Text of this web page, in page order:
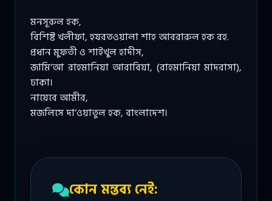
মনসূরুল হক,
বিশিষ্ট খলীফা, হযরতওয়ালা শাহ আবরারুল হক রহ.
প্রধান মুফতী ও শাইখুল হাদীস,
জামি‘আ রাহমানিয়া আরাবিয়া, (রাহমানিয়া মাদরাসা),
ঢাকা।
নায়েবে আমীর,
মজলিসে দা‘ওয়াতুল হক, বাংলাদেশ।
কোন মন্তব্য নেই: